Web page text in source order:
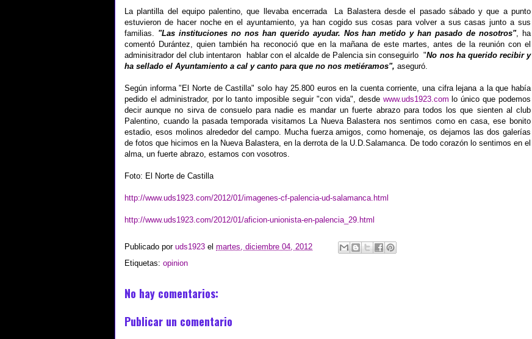
La plantilla del equipo palentino, que llevaba encerrada La Balastera desde el pasado sábado y que a punto
estuvieron de hacer noche en el ayuntamiento, ya han cogido sus cosas para volver a sus casas junto a sus
familias. "Las instituciones no nos han querido ayudar. Nos han metido y han pasado de nosotros", ha
comentó Durántez, quien también ha reconoció que en la mañana de este martes, antes de la reunión con el
adminisitrador del club intentaron hablar con el alcalde de Palencia sin conseguirlo "No nos ha querido recibir y
ha sellado el Ayuntamiento a cal y canto para que no nos metiéramos", aseguró.
Según informa "El Norte de Castilla" solo hay 25.800 euros en la cuenta corriente, una cifra lejana a la que había
pedido el administrador, por lo tanto imposible seguir "con vida", desde www.uds1923.com lo único que podemos
decir aunque no sirva de consuelo para nadie es mandar un fuerte abrazo para todos los que sienten al club
Palentino, cuando la pasada temporada visitamos La Nueva Balastera nos sentimos como en casa, ese bonito
estadio, esos molinos alrededor del campo. Mucha fuerza amigos, como homenaje, os dejamos las dos galerías
de fotos que hicimos en la Nueva Balastera, en la derrota de la U.D.Salamanca. De todo corazón lo sentimos en el
alma, un fuerte abrazo, estamos con vosotros.
Foto: El Norte de Castilla
http://www.uds1923.com/2012/01/imagenes-cf-palencia-ud-salamanca.html
http://www.uds1923.com/2012/01/aficion-unionista-en-palencia_29.html
Publicado por uds1923 el martes, diciembre 04, 2012
Etiquetas: opinion
No hay comentarios:
Publicar un comentario